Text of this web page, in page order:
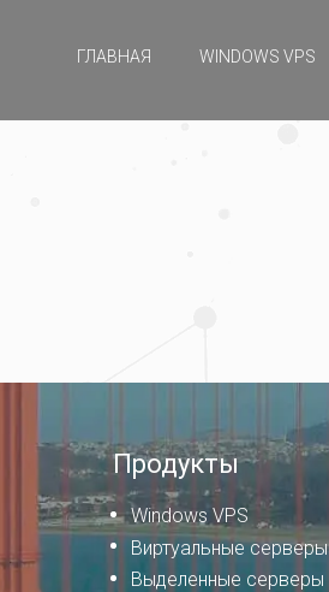
ГЛАВНАЯ WINDOWS VPS
Продукты
Windows VPS
Виртуальные серверы
Выделенные серверы